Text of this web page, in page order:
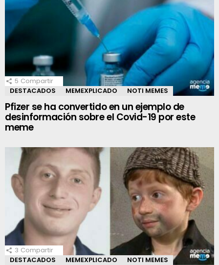
5 Compartir
DESTACADOS
MEMEXPLICADO NOTI MEMES
Pfizer se ha convertido en un ejemplo de
desinformación sobre el Covid-19 por este
meme
3 Compartir
DESTACADOS
MEMEXPLICADO NOTI MEMES